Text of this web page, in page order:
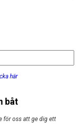
här
båt
för oss att ge dig ett